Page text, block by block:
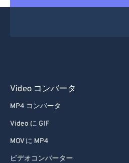
Video コンバータ
MP4 コンバータ
Video に GIF
MOV に MP4
ビデオコンバーター